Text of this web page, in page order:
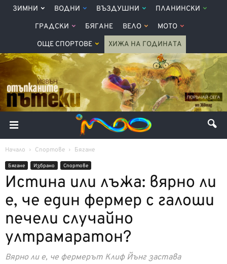
ЗИМНИ ВОДНИ ВЪЗДУШНИ ПЛАНИНСКИ
ГРАДСКИ БЯГАНЕ ВЕЛО МОТО
ОЩЕ СПОРТОВЕ ХИЖА НА ГОДИНАТА
Начало Спортове Бягане
Бягане Избрано Спортове
Истина или лъжа: вярно ли
е, че един фермер с галоши
печели случайно
ултрамаратон?
Вярно ли е, че фермерът Клиф Йънг застава